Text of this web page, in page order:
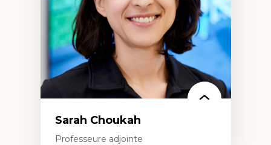
Sarah Choukah
Professeure adjointe